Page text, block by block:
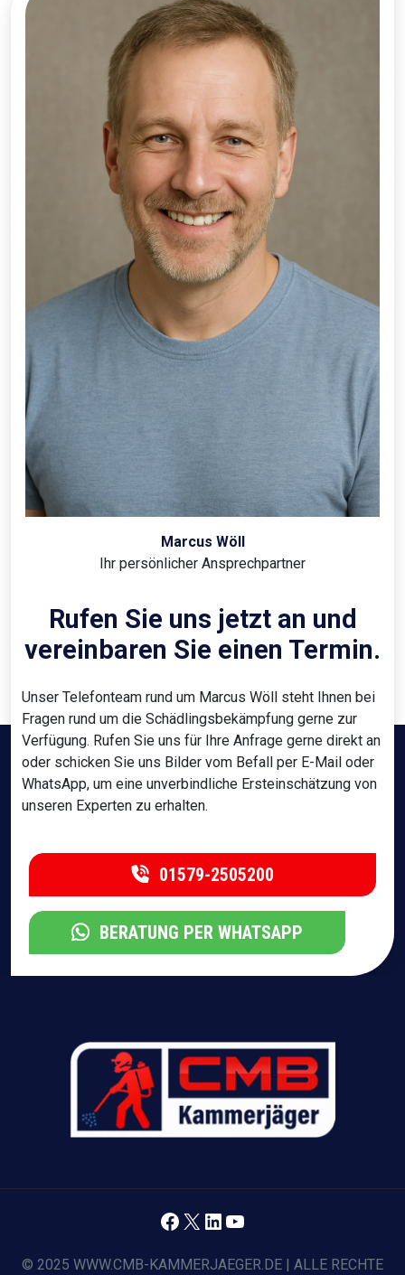
Marcus Wöll
Ihr persönlicher Ansprechpartner
Rufen Sie uns jetzt an und
vereinbaren Sie einen Termin.
Unser Telefonteam rund um Marcus Wöll steht Ihnen bei
Fragen rund um die Schädlingsbekämpfung gerne zur
Verfügung. Rufen Sie uns für Ihre Anfrage gerne direkt an
oder schicken Sie uns Bilder vom Befall per E-Mail oder
WhatsApp, um eine unverbindliche Ersteinschätzung von
unseren Experten zu erhalten.
01579-2505200
BERATUNG PER WHATSAPP
© 2025 WWW.CMB-KAMMERJAEGER.DE | ALLE RECHTE
Facebook
X LinkedIn
YouTube